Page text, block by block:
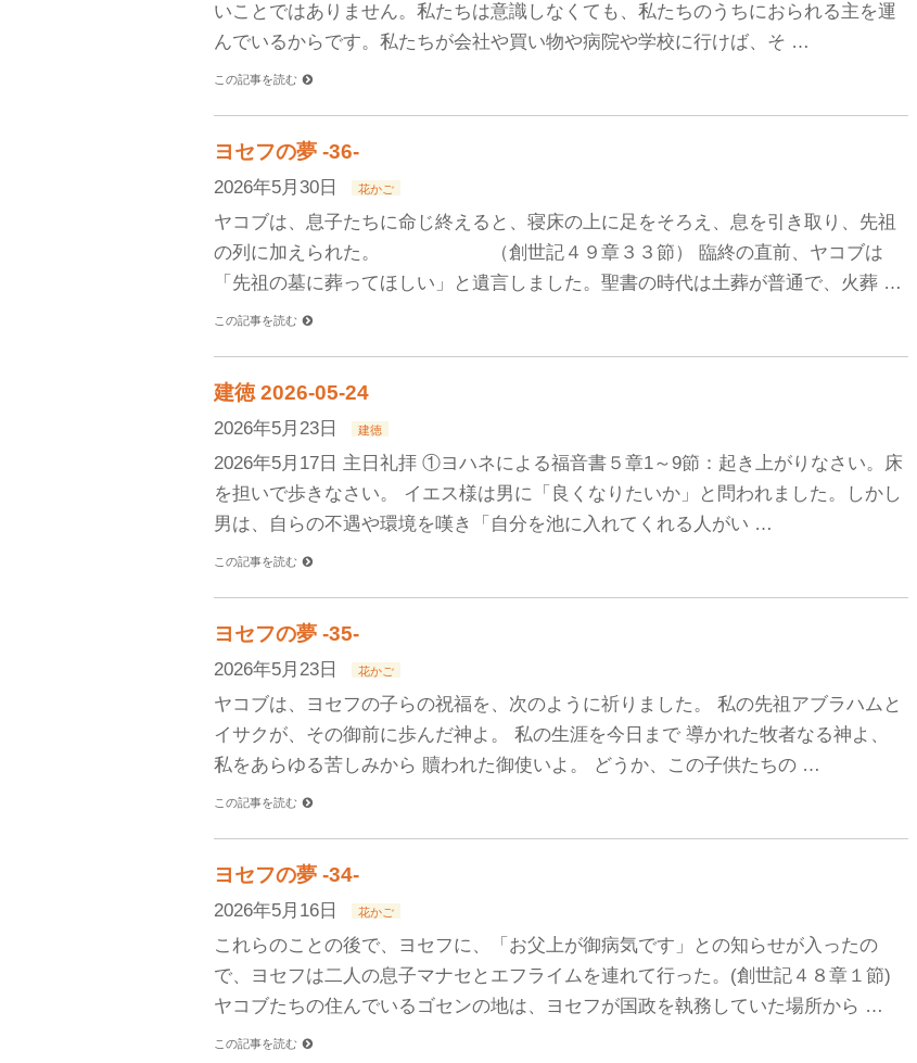
いことではありません。私たちは意識しなくても、私たちのうちにおられる主を運
んでいるからです。私たちが会社や買い物や病院や学校に行けば、そ …
この記事を読む
ヨセフの夢 -36-
2026年5月30日 花かご
ヤコブは、息子たちに命じ終えると、寝床の上に足をそろえ、息を引き取り、先祖
の列に加えられた。 （創世記４９章３３節） 臨終の直前、ヤコブは
「先祖の墓に葬ってほしい」と遺言しました。聖書の時代は土葬が普通で、火葬 …
この記事を読む
建徳 2026-05-24
2026年5月23日 建徳
2026年5月17日 主日礼拝 ①ヨハネによる福音書５章1～9節：起き上がりなさい。床
を担いで歩きなさい。 イエス様は男に「良くなりたいか」と問われました。しかし
男は、自らの不遇や環境を嘆き「自分を池に入れてくれる人がい …
この記事を読む
ヨセフの夢 -35-
2026年5月23日 花かご
ヤコブは、ヨセフの子らの祝福を、次のように祈りました。 私の先祖アブラハムと
イサクが、その御前に歩んだ神よ。 私の生涯を今日まで 導かれた牧者なる神よ、
私をあらゆる苦しみから 贖われた御使いよ。 どうか、この子供たちの …
この記事を読む
ヨセフの夢 -34-
2026年5月16日 花かご
これらのことの後で、ヨセフに、「お父上が御病気です」との知らせが入ったの
で、ヨセフは二人の息子マナセとエフライムを連れて行った。(創世記４８章１節)
ヤコブたちの住んでいるゴセンの地は、ヨセフが国政を執務していた場所から …
この記事を読む